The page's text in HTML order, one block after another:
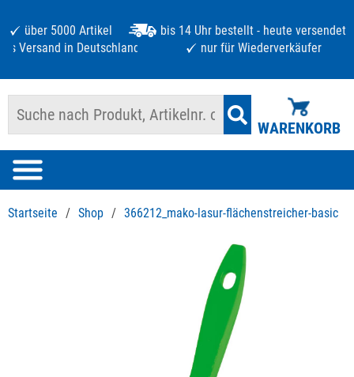
über 5000 Artikel
bis 14 Uhr bestellt - heute versendet
Versand in Deutschland ab 125 €
nur für Wiederverkäufer
WARENKORB
Startseite / Shop / 366212_mako-lasur-flächenstreicher-basic